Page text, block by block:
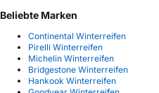
Beliebte Marken
Continental Winterreifen
Pirelli Winterreifen
Michelin Winterreifen
Bridgestone Winterreifen
Hankook Winterreifen